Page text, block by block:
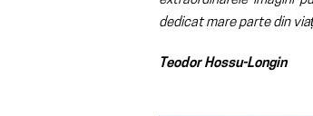
dedicat mare parte din
Teodor Hossu-Longin